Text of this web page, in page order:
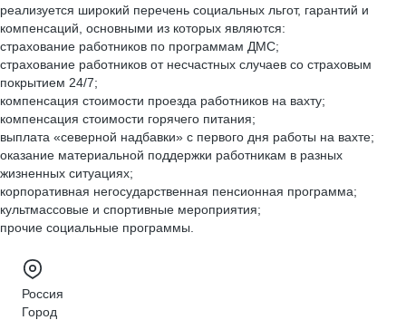
реализуется широкий перечень социальных льгот, гарантий и
компенсаций, основными из которых являются:
страхование работников по программам ДМС;
страхование работников от несчастных случаев со страховым
покрытием 24/7;
компенсация стоимости проезда работников на вахту;
компенсация стоимости горячего питания;
выплата «северной надбавки» с первого дня работы на вахте;
оказание материальной поддержки работникам в разных
жизненных ситуациях;
корпоративная негосударственная пенсионная программа;
культмассовые и спортивные мероприятия;
прочие социальные программы.
Россия
Город